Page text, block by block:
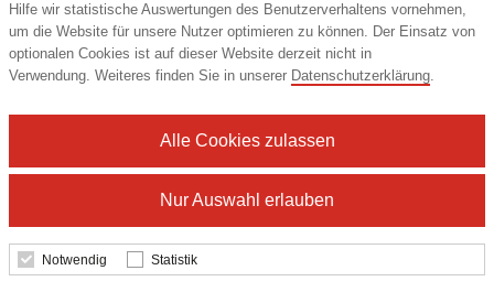
Ecofiber Bambus/RPET Bluetooth®
Lautsprecher und kabelloses Ladepad
ab 36,86 €
Hilfe wir statistische Auswertungen des Benutzerverhaltens vornehmen,
um die Website für unsere Nutzer optimieren zu können. Der Einsatz von
optionalen Cookies ist auf dieser Website derzeit nicht in
Verwendung. Weiteres finden Sie in unserer Datenschutzerklärung.
Nur Auswahl erlauben
Alle Cookies zulassen
Notwendig Statistik